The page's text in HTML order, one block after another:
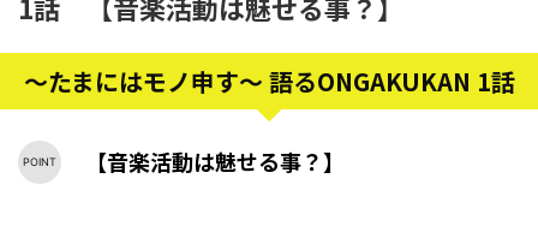
～たまにはモノ申す～ 語るONGAKUKAN 1話
【音楽活動は魅せる事？】